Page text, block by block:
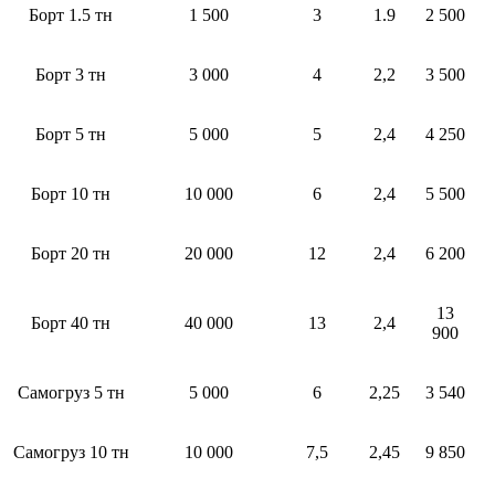
Борт 1.5 тн 1 500 3 1.9 2 500
Борт 3 тн 3 000 4 2,2 3 500
Борт 5 тн 5 000 5 2,4 4 250
Борт 10 тн 10 000 6 2,4 5 500
Борт 20 тн 20 000 12 2,4 6 200
Борт 40 тн 40 000 13 2,4
13
900
Самогруз 5 тн 5 000 6 2,25 3 540
Самогруз 10 тн 10 000 7,5 2,45 9 850